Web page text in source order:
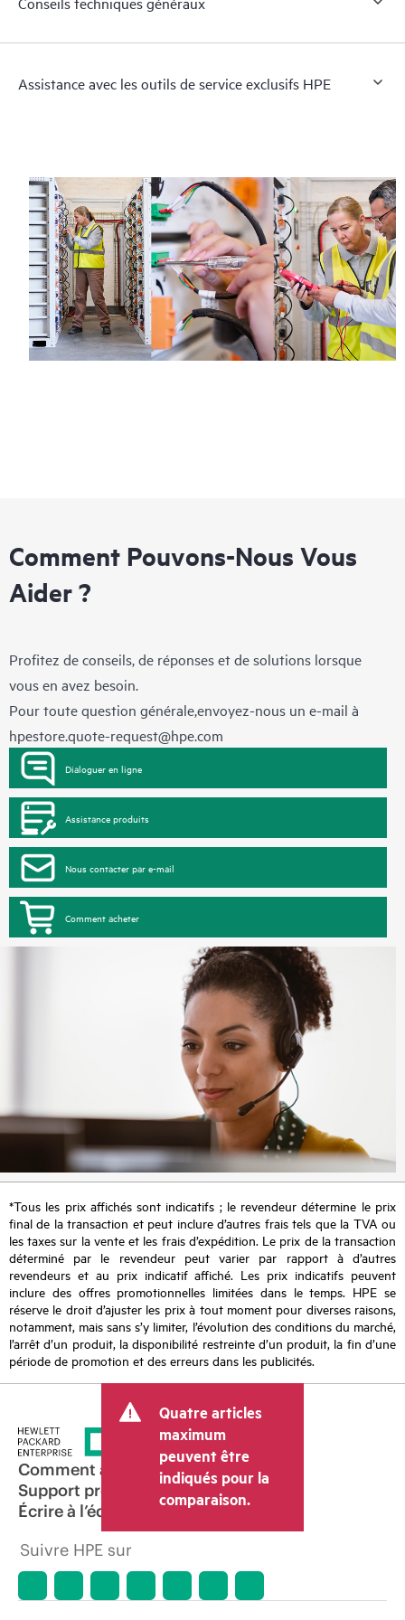
Assistance avec les outils de service exclusifs HPE
Comment Pouvons-Nous Vous
Aider ?
Profitez de conseils, de réponses et de solutions lorsque
vous en avez besoin.
Pour toute question générale,envoyez-nous un e-mail à
hpestore.quote-request@hpe.com
Dialoguer en ligne
Assistance produits
Nous contacter par e-mail
Comment acheter
*Tous les prix affichés sont indicatifs ; le revendeur détermine le prix
final de la transaction et peut inclure d’autres frais tels que la TVA ou
les taxes sur la vente et les frais d’expédition. Le prix de la transaction
déterminé par le revendeur peut varier par rapport à d’autres
revendeurs et au prix indicatif affiché. Les prix indicatifs peuvent
inclure des offres promotionnelles limitées dans le temps. HPE se
réserve le droit d’ajuster les prix à tout moment pour diverses raisons,
notamment, mais sans s’y limiter, l’évolution des conditions du marché,
l’arrêt d’un produit, la disponibilité restreinte d’un produit, la fin d’une
période de promotion et des erreurs dans les publicités.
Quatre articles
maximum
peuvent être
indiqués pour la
comparaison.
Comment acheter
Support produit
Écrire à l’équipe commerciale
Suivre HPE sur